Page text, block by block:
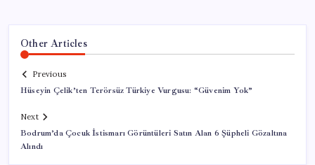
Other Articles
Previous
Hüseyin Çelik’ten Terörsüz Türkiye Vurgusu: “Güvenim Yok”
Next
Bodrum’da Çocuk İstismarı Görüntüleri Satın Alan 6 Şüpheli Gözaltına
Alındı